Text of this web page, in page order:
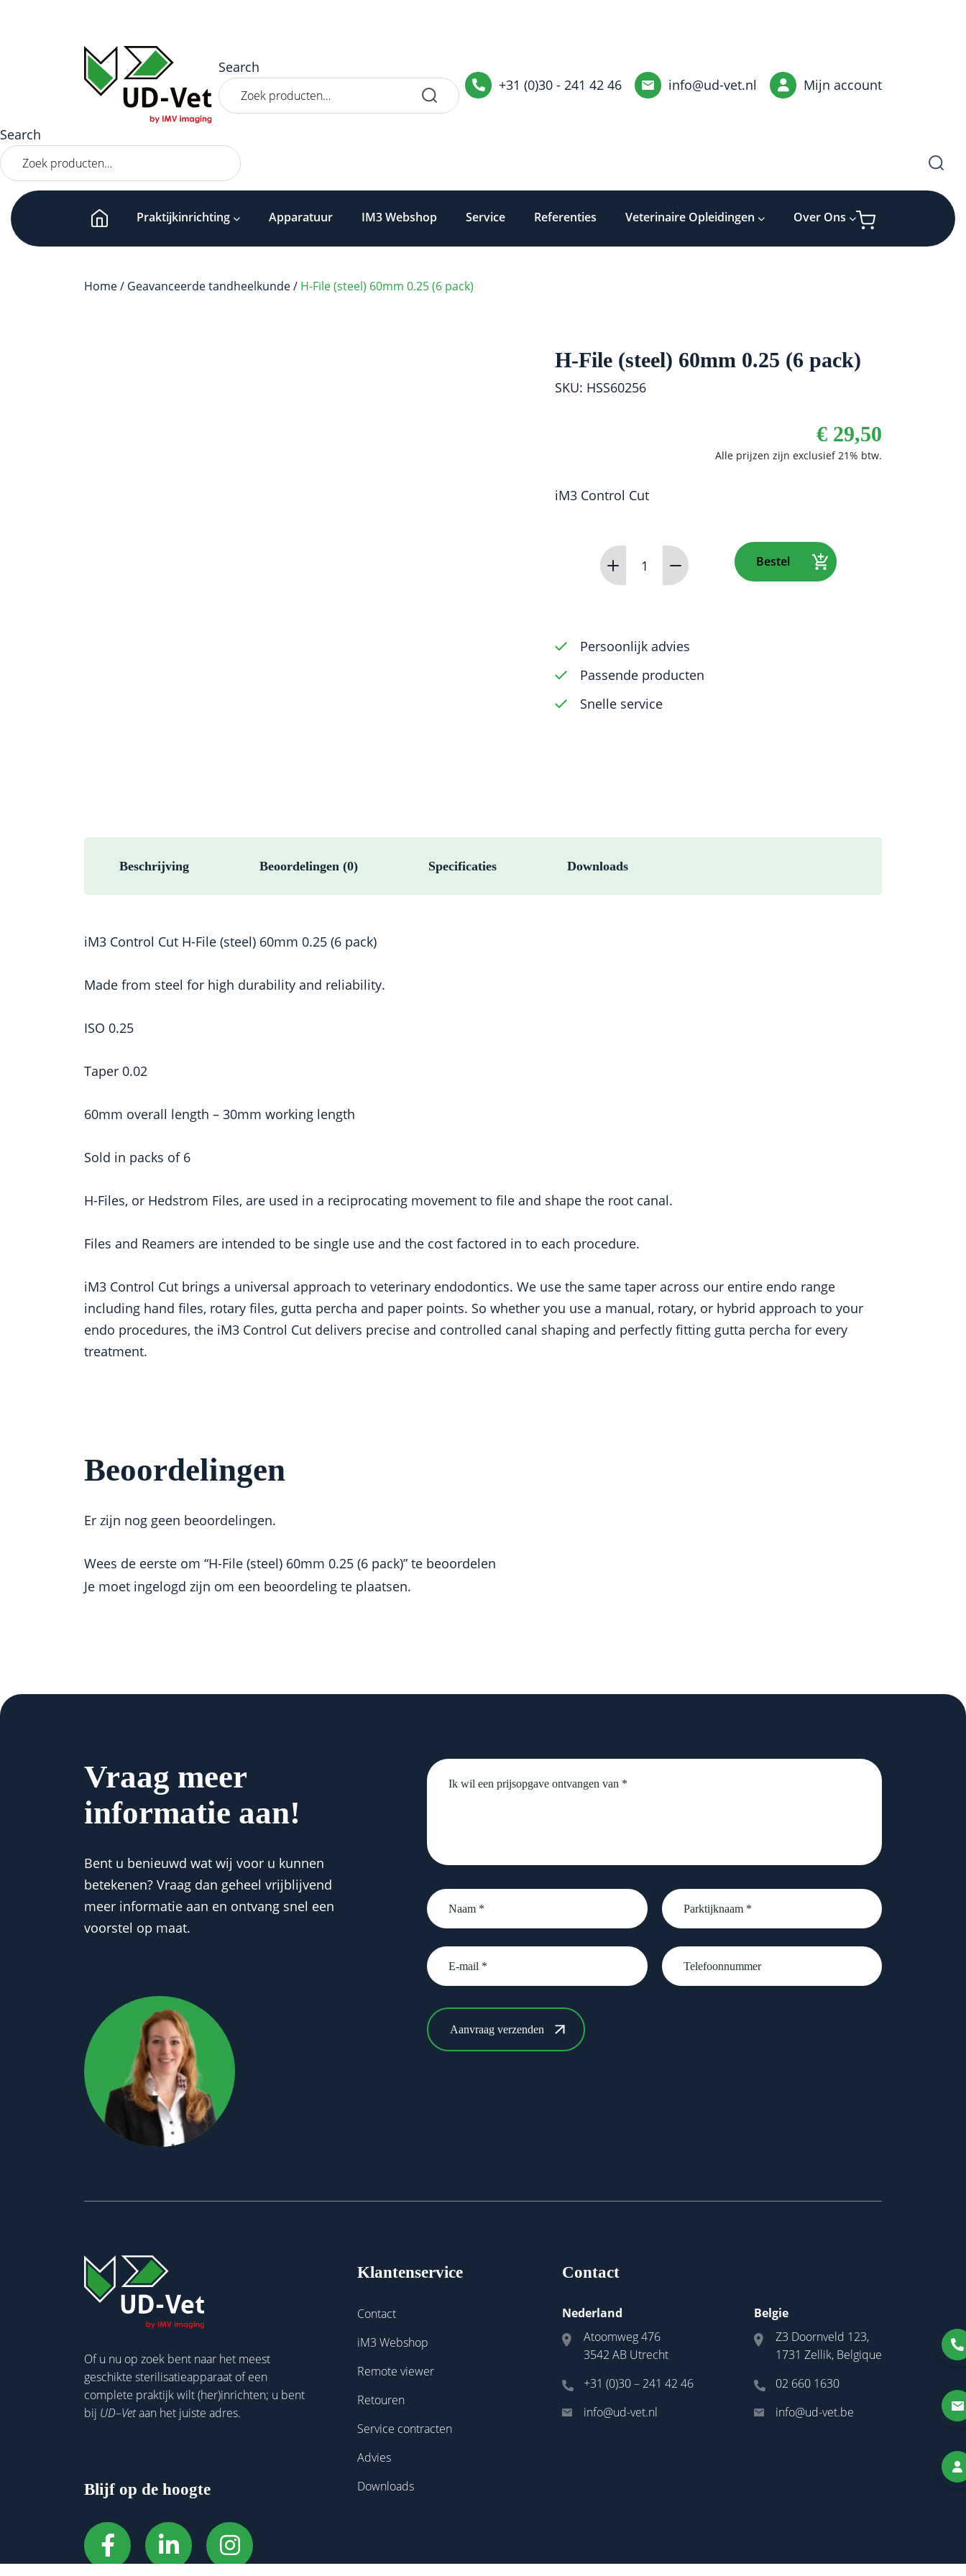
Search
Zoeken
naar:
+31 (0)30 - 241 42 46 info@ud-vet.nl Mijn account
Search
Zoeken
naar:
Praktijkinrichting Apparatuur IM3 Webshop Service Referenties Veterinaire Opleidingen Over Ons
Home/ Geavanceerde tandheelkunde/ H-File (steel) 60mm 0.25 (6 pack)
H-File (steel) 60mm 0.25 (6 pack)
SKU: HSS60256
€ 29,50
iM3 Control Cut
H-
File
0.25
pack)
aantal
Bestel
Persoonlijk advies
Passende producten
Snelle service
Beschrijving Beoordelingen (0) Specificaties Downloads
iM3 Control Cut H-File (steel) 60mm 0.25 (6 pack)
Made from steel for high durability and reliability.
ISO 0.25
Taper 0.02
60mm overall length – 30mm working length
Sold in packs of 6
H-Files, or Hedstrom Files, are used in a reciprocating movement to file and shape the root canal.
Files and Reamers are intended to be single use and the cost factored in to each procedure.
iM3 Control Cut brings a universal approach to veterinary endodontics. We use the same taper across our entire endo range
including hand files, rotary files, gutta percha and paper points. So whether you use a manual, rotary, or hybrid approach to your
endo procedures, the iM3 Control Cut delivers precise and controlled canal shaping and perfectly fitting gutta percha for every
treatment.
Beoordelingen
Er zijn nog geen beoordelingen.
Wees de eerste om “H-File (steel) 60mm 0.25 (6 pack)” te beoordelen
Je moet ingelogd zijn om een beoordeling te plaatsen.
Vraag meer
informatie aan!
Bent u benieuwd wat wij voor u kunnen
betekenen? Vraag dan geheel vrijblijvend
meer informatie aan en ontvang snel een
voorstel op maat.
Untitled
Naam
*
Parktijknaam
*
email Telefoonnummer
Of u nu op zoek bent naar het meest
geschikte sterilisatieapparaat of een
complete praktijk wilt (her)inrichten; u bent
bij UD–Vetaan het juiste adres.
Blijf op de hoogte
Klantenservice
Contact
iM3 Webshop
Remote viewer
Retouren
Service contracten
Advies
Downloads
Contact
Nederland
Atoomweg 476
3542 AB Utrecht
+31 (0)30 – 241 42 46
info@ud-vet.nl
Belgie
Z3 Doornveld 123,
1731 Zellik, Belgique
02 660 1630
info@ud-vet.be